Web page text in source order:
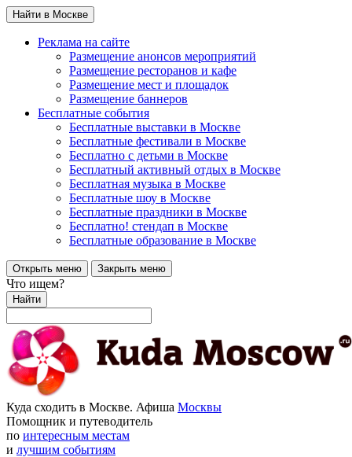
Найти в Москве
Реклама на сайте
Размещение анонсов мероприятий
Размещение ресторанов и кафе
Размещение мест и площадок
Размещение баннеров
Бесплатные события
Бесплатные выставки в Москве
Бесплатные фестивали в Москве
Бесплатно с детьми в Москве
Бесплатный активный отдых в Москве
Бесплатная музыка в Москве
Бесплатные шоу в Москве
Бесплатные праздники в Москве
Бесплатно! стендап в Москве
Бесплатные образование в Москве
Открыть меню Закрыть меню
Что ищем?
Найти
Куда сходить в Москве. Афиша Москвы
Помощник и путеводитель
по интересным местам
и лучшим событиям